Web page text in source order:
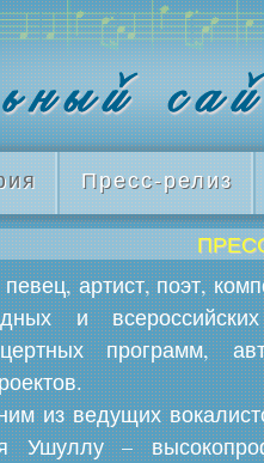
Пресс-релиз
артист, поэт,
и
программ,
из ведущих
Ушуллу –